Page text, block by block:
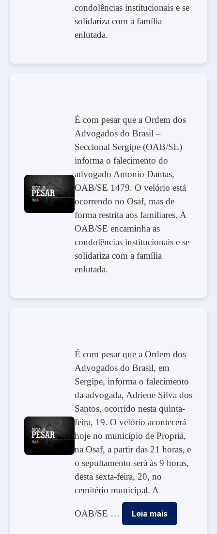
condolências institucionais e se
solidariza com a família
enlutada.
É com pesar que a Ordem dos
Advogados do Brasil –
Seccional Sergipe (OAB/SE)
informa o falecimento do
advogado Antonio Dantas,
OAB/SE 1479. O velório está
ocorrendo no Osaf, mas de
forma restrita aos familiares. A
OAB/SE encaminha as
condolências institucionais e se
solidariza com a família
enlutada.
É com pesar que a Ordem dos
Advogados do Brasil, em
Sergipe, informa o falecimento
da advogada, Adriene Silva dos
Santos, ocorrido nesta quinta-
feira, 19. O velório acontecerá
hoje no município de Propriá,
na Osaf, a partir das 21 horas, e
o sepultamento será às 9 horas,
desta sexta-feira, 20, no
cemitério municipal. A
OAB/SE … Leia mais